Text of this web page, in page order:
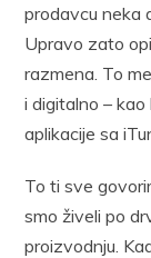
prodavcu neka
Upravo zato
razmena. To
i digitalno – kao
aplikacije sa
To ti sve
smo živeli po
proizvodnju.